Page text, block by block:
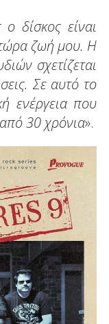
ο δίσκος είναι
ζωή μου. Η
σχετίζεται
Σε αυτό το
ενέργεια που
30 χρόνια».